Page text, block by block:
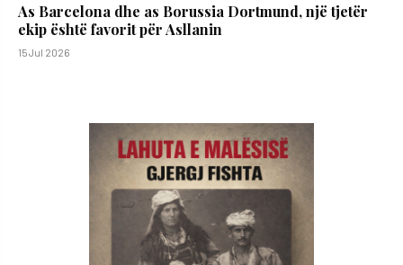
As Barcelona dhe as Borussia Dortmund, një tjetër
ekip është favorit për Asllanin
15 Jul 2026